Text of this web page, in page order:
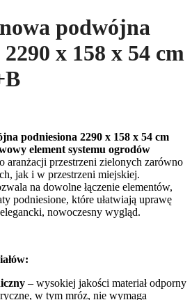
podwójna
x 158 x 54 cm
podniesiona 2290 x 158 x 54 cm
element systemu ogrodów
aranżacji przestrzeni zielonych zarówno
jak i w przestrzeni miejskiej.
na dowolne łączenie elementów,
podniesione, które ułatwiają uprawę
nowoczesny wygląd.
– wysokiej jakości materiał odporny
w tym mróz, nie wymaga